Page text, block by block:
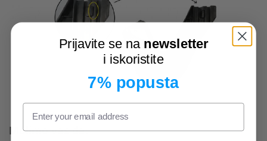
Molimo vas da:
Prijavite se na newsletter
i iskoristite
7% popusta